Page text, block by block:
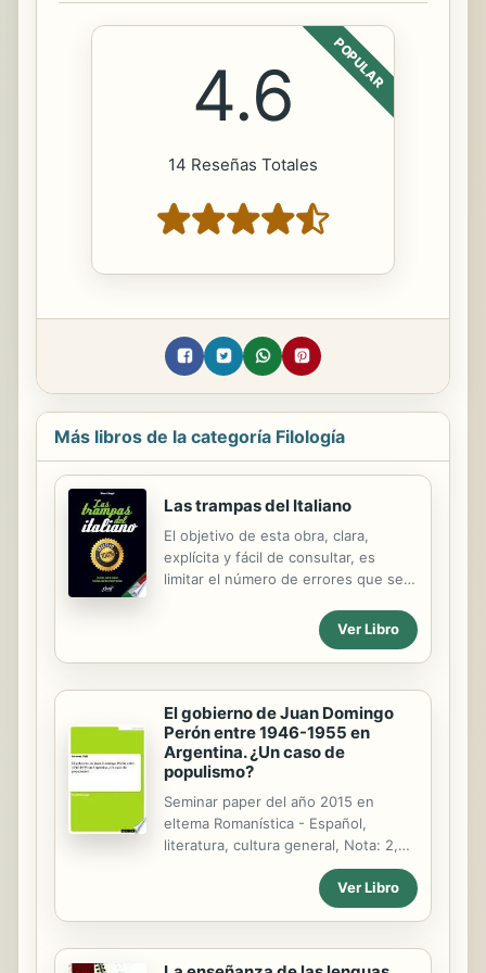
POPULAR
4.6
14 Reseñas Totales
Más libros de la categoría Filología
Las trampas del Italiano
El objetivo de esta obra, clara,
explícita y fácil de consultar, es
limitar el número de errores que se
escribir en lengua italiana: faltas de
pronunciación y de conjugación,
falsos amigos, etc. No se trata de un
libro de gramá-tica tradicional, sino
de un diccionario que ordena
alfabéticamente los temas que
suelen plantear problemas, en el que
encontrará las claves para evitar los
errores más habituales. Con su
ayuda, será capaz de efectuar la
traducción más adecuada en cada
obra, en definitiva, que resultará...
Ver Libro
El gobierno de Juan Domingo
Perón entre 1946-1955 en
Argentina. ¿Un caso de
populismo?
Seminar paper del año 2015 en
eltema Romanística - Español,
literatura, cultura general, Nota: 2,0,
Freie Universität Berlin, Idioma:
Español, Resumen: ¿En qué medida
el gobierno de Juan Domingo Perón
populista? ¿Qué es el populismo?
Ver Libro